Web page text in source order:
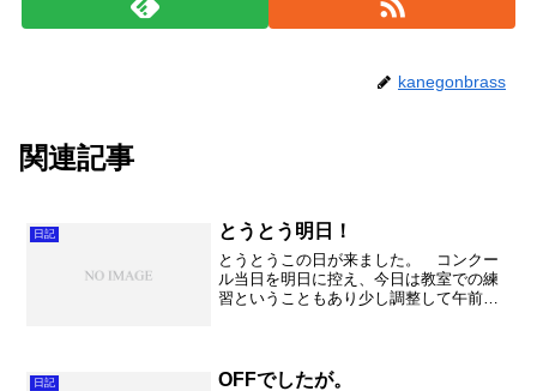
kanegonbrass
関連記事
日記 とうとう明日！
とうとうこの日が来ました。 コンクー
ル当日を明日に控え、今日は教室での練
習ということもあり少し調整して午前で
しても私たちがもっている...
日記 OFFでしたが。